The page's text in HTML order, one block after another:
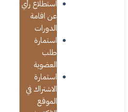
استطلاع رأي
عن اقامة
الدورات
استمارة
طلب
العضوية
استمارة
الاشتراك في
الموقع